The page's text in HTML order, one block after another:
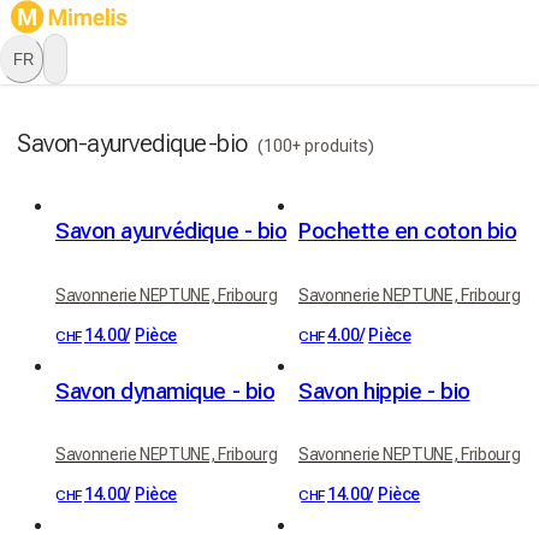
FR
Savon-ayurvedique-bio (100+ produits)
Savon ayurvédique - bio
Savonnerie NEPTUNE, Fribourg
CHF 14.00/ Pièce
Pochette en coton bio
Savonnerie NEPTUNE, Fribourg
CHF4.00/ Pièce
Savon dynamique - bio
Savonnerie NEPTUNE, Fribourg
CHF 14.00/ Pièce
Savon hippie - bio
Savonnerie NEPTUNE, Fribourg
CHF 14.00/ Pièce